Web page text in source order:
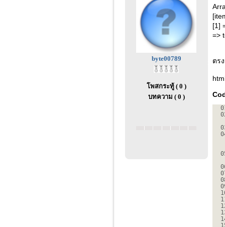
byte00789
โพสกระทู้ ( 0 )
บทความ ( 0 )
[1]
=>
ตร